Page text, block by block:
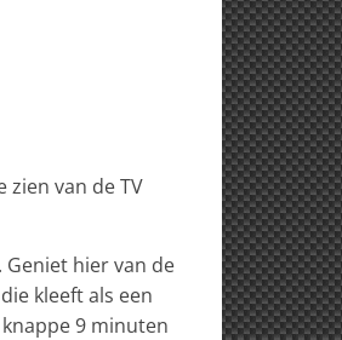
van de TV
hier van de
kleeft als een
9 minuten